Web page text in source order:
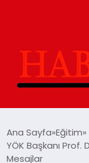
Ana Sayfa Eğitim
YÖK Başkanı Prof.
Mesajlar